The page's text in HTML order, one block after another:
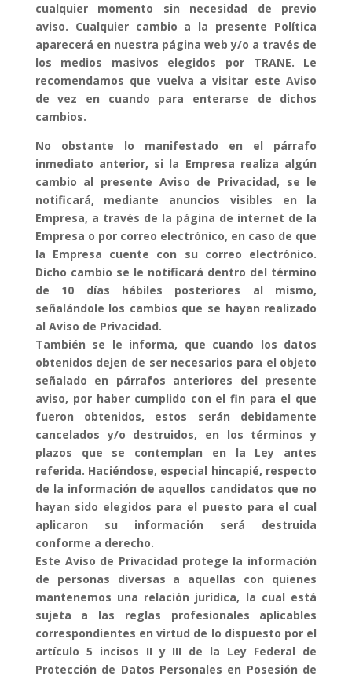
cualquier momento sin necesidad de previo
aviso. Cualquier cambio a la presente Política
aparecerá en nuestra página web y/o a través de
los medios masivos elegidos por TRANE. Le
recomendamos que vuelva a visitar este Aviso
de vez en cuando para enterarse de dichos
cambios.
No obstante lo manifestado en el párrafo
inmediato anterior, si la Empresa realiza algún
cambio al presente Aviso de Privacidad, se le
notificará, mediante anuncios visibles en la
Empresa, a través de la página de internet de la
Empresa o por correo electrónico, en caso de que
la Empresa cuente con su correo electrónico.
Dicho cambio se le notificará dentro del término
de 10 días hábiles posteriores al mismo,
señalándole los cambios que se hayan realizado
al Aviso de Privacidad.
También se le informa, que cuando los datos
obtenidos dejen de ser necesarios para el objeto
señalado en párrafos anteriores del presente
aviso, por haber cumplido con el fin para el que
fueron obtenidos, estos serán debidamente
cancelados y/o destruidos, en los términos y
plazos que se contemplan en la Ley antes
referida. Haciéndose, especial hincapié, respecto
de la información de aquellos candidatos que no
hayan sido elegidos para el puesto para el cual
aplicaron su información será destruida
conforme a derecho.
Este Aviso de Privacidad protege la información
de personas diversas a aquellas con quienes
mantenemos una relación jurídica, la cual está
sujeta a las reglas profesionales aplicables
correspondientes en virtud de lo dispuesto por el
artículo 5 incisos II y III de la Ley Federal de
Protección de Datos Personales en Posesión de